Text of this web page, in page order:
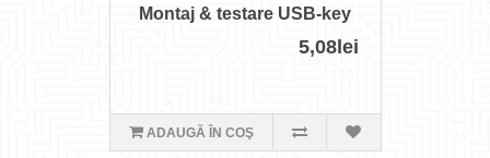
Montaj & testare USB-key
5,08lei
ADAUGĂ ÎN COŞ